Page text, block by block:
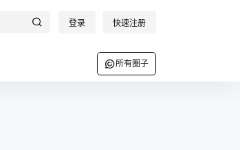
登录 快速注册
所有圈子